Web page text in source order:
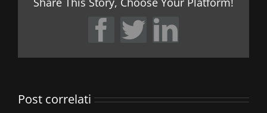
Facebook
TwitterLinkedIn
Post correlati